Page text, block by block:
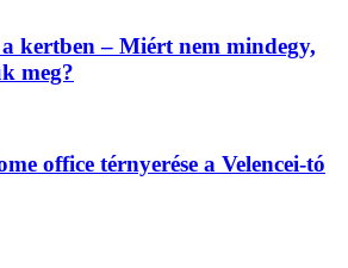
kertben – Miért nem mindegy,
meg?
office térnyerése a Velencei-tó